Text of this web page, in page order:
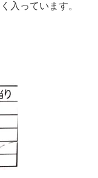
入っています。